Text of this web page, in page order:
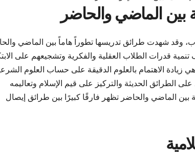
وقد شهدت طرائق تدريسها تطوراً هاماً بين الماضي
قدرات الطلاب العقلية والفكرية وتشجيعهم على
الاهتمام بالعلوم الدقيقة على حساب العلوم
الطرائق الحديثة والتركيز على قيم الإسلام وتعاليمه
بين الماضي والحاضر تظهر فارقًا كبيرًا بين طرائق إيصال